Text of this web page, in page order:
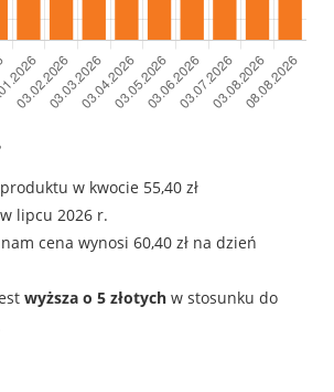
w kwocie 55,40 zł
lipcu 2026 r.
cena wynosi 60,40 zł na dzień
wyższa o 5 złotych w stosunku do